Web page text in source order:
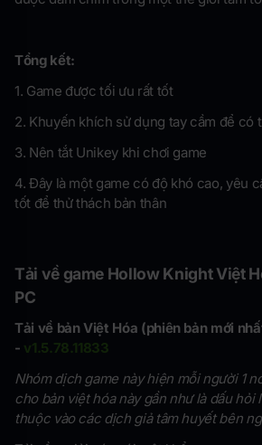
Tổng kết:
1. Game được tối ưu rất tốt
2. Khuyến khích sử dụng tay cầm để có
3. Nên tắt Unikey khi chơi game
4. Đây là một game có độ khó cao, yêu
tốt để thử thách bản thân
Tải về game Hollow Knight Việt
PC
Tải về bản Việt Hóa (phiên bản mới
- v1.5.78.11833
Nhóm dịch game này hiện mỗi người 1
cho bản việt hóa này gần như là dấu hỏi
thuộc vào các dịch giả tâm huyết bên